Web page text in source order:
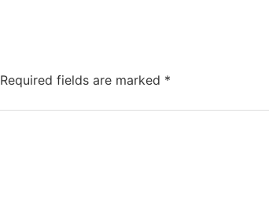
Required fields are marked *